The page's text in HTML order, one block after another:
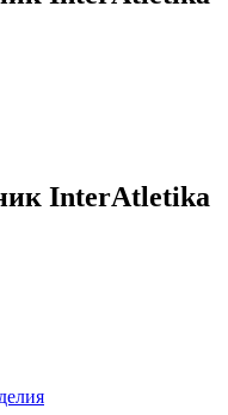
InterAtletika